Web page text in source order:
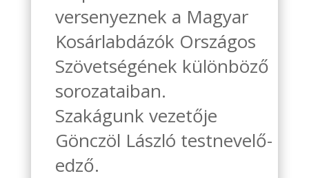
versenyeznek a Magyar
Kosárlabdázók Országos
Szövetségének különböző
sorozataiban.
Szakágunk vezetője
Gönczöl László testnevelő-
edző.